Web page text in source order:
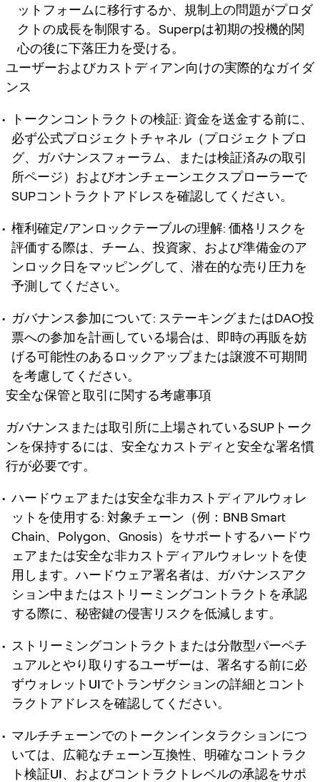
ットフォームに移行するか、規制上の問題がプロダ
クトの成長を制限する。Superpは初期の投機的関
心の後に下落圧力を受ける。
ユーザーおよびカストディアン向けの実際的なガイダ
ンス
トークンコントラクトの検証: 資金を送金する前に、
必ず公式プロジェクトチャネル（プロジェクトブロ
グ、ガバナンスフォーラム、または検証済みの取引
所ページ）およびオンチェーンエクスプローラーで
SUPコントラクトアドレスを確認してください。
権利確定/アンロックテーブルの理解: 価格リスクを
評価する際は、チーム、投資家、および準備金のア
ンロック日をマッピングして、潜在的な売り圧力を
予測してください。
ガバナンス参加について: ステーキングまたはDAO投
票への参加を計画している場合は、即時の再販を妨
げる可能性のあるロックアップまたは譲渡不可期間
を考慮してください。
安全な保管と取引に関する考慮事項
ガバナンスまたは取引所に上場されているSUPトーク
ンを保持するには、安全なカストディと安全な署名慣
行が必要です。
ハードウェアまたは安全な非カストディアルウォレ
ットを使用する: 対象チェーン（例：BNB Smart
Chain、Polygon、Gnosis）をサポートするハードウ
ェアまたは安全な非カストディアルウォレットを使
用します。ハードウェア署名者は、ガバナンスアク
ション中またはストリーミングコントラクトを承認
する際に、秘密鍵の侵害リスクを低減します。
ストリーミングコントラクトまたは分散型パーペチ
ュアルとやり取りするユーザーは、署名する前に必
ずウォレットUIでトランザクションの詳細とコント
ラクトアドレスを確認してください。
マルチチェーンでのトークンインタラクションにつ
いては、広範なチェーン互換性、明確なコントラク
ト検証UI、およびコントラクトレベルの承認をサポ